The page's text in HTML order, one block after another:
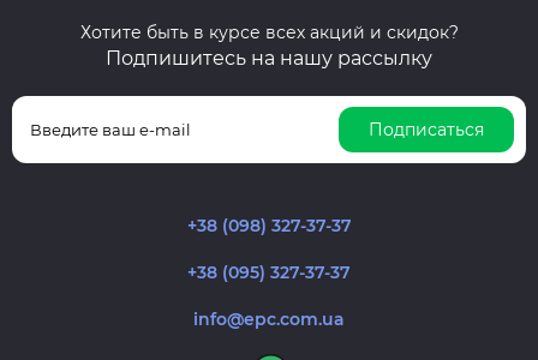
Хотите быть в курсе всех акций и скидок?
Подпишитесь на нашу рассылку
Подписаться
+38 (098) 327-37-37
+38 (095) 327-37-37
info@epc.com.ua